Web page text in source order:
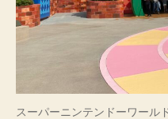
スーパーニンテンドーワール